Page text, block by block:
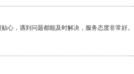
心，遇到问题都能及时解决，服务态度非常好。